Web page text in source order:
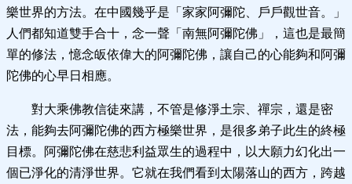
樂世界的方法。在中國幾乎是「家家阿彌陀、戶戶觀世音。」
人們都知道雙手合十，念一聲「南無阿彌陀佛」，這也是最簡
單的修法，憶念皈依偉大的阿彌陀佛，讓自己的心能夠和阿彌
陀佛的心早日相應。
對大乘佛教信徒來講，不管是修淨土宗、禪宗，還是密
法，能夠去阿彌陀佛的西方極樂世界，是很多弟子此生的終極
目標。阿彌陀佛在慈悲利益眾生的過程中，以大願力幻化出一
個已淨化的清淨世界。它就在我們看到太陽落山的西方，跨越